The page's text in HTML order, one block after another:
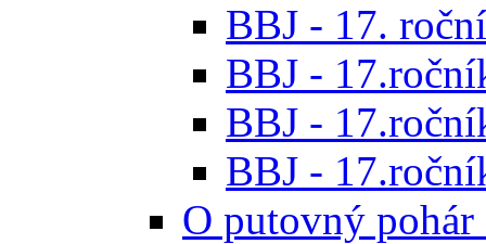
BBJ - 17.
BBJ -
BBJ -
BBJ -
O putovný